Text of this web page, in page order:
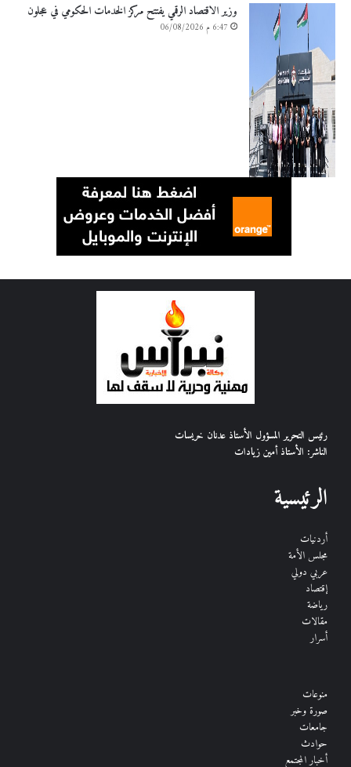
وزير الاقتصاد الرقمي يفتتح مركز الخدمات الحكومي في عجلون
6:47 م 06/08/2026
رئيس التحرير المسؤول الأستاذ عدنان خريسات
الناشر: الأستاذ أمين زيادات
الرئيسية
أردنيات
مجلس الأمة
عربي دولي
إقتصاد
رياضة
مقالات
أسرار
منوعات
صورة وخبر
جامعات
حوادث
أخبار المجتمع